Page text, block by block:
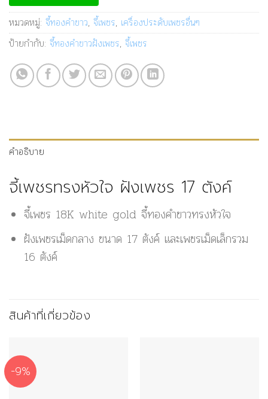
หมวดหมู่: จี้ทองคำขาว, จี้เพชร, เครื่องประดับเพชรอื่นๆ
ป้ายกำกับ: จี้ทองคำขาวฝังเพชร, จี้เพชร
คำอธิบาย
จี้เพชรทรงหัวใจ ฝังเพชร 17 ตังค์
จี้เพชร 18K white gold จี้ทองคำขาวทรงหัวใจ
ฝังเพชรเม็ดกลาง ขนาด 17 ตังค์ และเพชรเม็ดเล็กรวม
16 ตังค์
สินค้าที่เกี่ยวข้อง
-9%